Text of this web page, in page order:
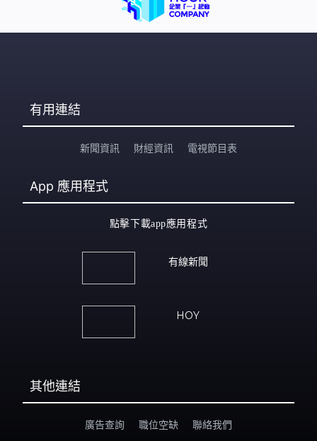
有用連結
新聞資訊 財經資訊 電視節目表
App 應用程式
點擊下載app應用程式
有線新聞
HOY
其他連結
廣告查詢 職位空缺 聯絡我們